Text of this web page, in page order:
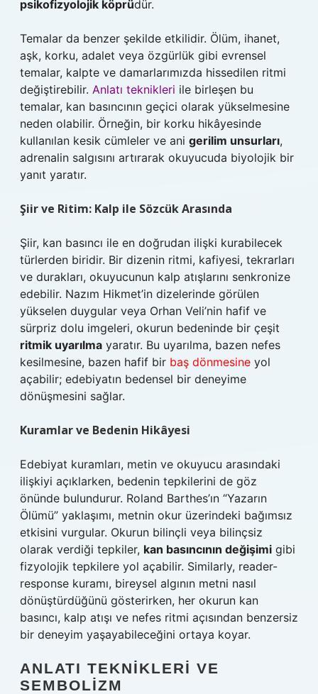
psikofizyolojik köprüdür.
Temalar da benzer şekilde etkilidir. Ölüm, ihanet,
aşk, korku, adalet veya özgürlük gibi evrensel
temalar, kalpte ve damarlarımızda hissedilen ritmi
değiştirebilir. Anlatı teknikleri ile birleşen bu
temalar, kan basıncının geçici olarak yükselmesine
neden olabilir. Örneğin, bir korku hikâyesinde
kullanılan kesik cümleler ve ani gerilim unsurları,
adrenalin salgısını artırarak okuyucuda biyolojik bir
yanıt yaratır.
Şiir ve Ritim: Kalp ile Sözcük Arasında
Şiir, kan basıncı ile en doğrudan ilişki kurabilecek
türlerden biridir. Bir dizenin ritmi, kafiyesi, tekrarları
ve durakları, okuyucunun kalp atışlarını senkronize
edebilir. Nazım Hikmet’in dizelerinde görülen
yükselen duygular veya Orhan Veli’nin hafif ve
sürpriz dolu imgeleri, okurun bedeninde bir çeşit
ritmik uyarılma yaratır. Bu uyarılma, bazen nefes
kesilmesine, bazen hafif bir baş dönmesine yol
açabilir; edebiyatın bedensel bir deneyime
dönüşmesini sağlar.
Kuramlar ve Bedenin Hikâyesi
Edebiyat kuramları, metin ve okuyucu arasındaki
ilişkiyi açıklarken, bedenin tepkilerini de göz
önünde bulundurur. Roland Barthes’ın “Yazarın
Ölümü” yaklaşımı, metnin okur üzerindeki bağımsız
etkisini vurgular. Okurun bilinçli veya bilinçsiz
olarak verdiği tepkiler, kan basıncının değişimi gibi
fizyolojik tepkilere yol açabilir. Similarly, reader-
response kuramı, bireysel algının metni nasıl
dönüştürdüğünü gösterirken, her okurun kan
basıncı, kalp atışı ve nefes ritmi açısından benzersiz
bir deneyim yaşayabileceğini ortaya koyar.
ANLATI TEKNIKLERI VE
SEMBOLIZM